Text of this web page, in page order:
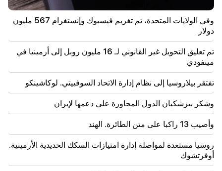
تفتقر بيلاروسيا إلى نظام إدارة الاتحاد السوفييتي. لوكاشينكو
09:45
يجب حماية الكنيسة الأرمنية في كل مكان، لكن السبيل
لإنهاء كل هذا هو تغيير السلطة. تيغران أبراهاميان
09:28
سيحاولون الفوز بقلب ساسون. "النشر"
09:11
"النشر". أريك هاروتيونيان "المتسول لن يكون له بطن؟"
08:42
"النشر". يشعر الجميع بالراحة في نظامهم الخاص
08:19
وفي الولايات المتحدة، تم تغريم فيسبوك وإنستغرام 567 مليون
دولار
تم تعليق التحويل غير القانوني لـ 16 مليون روبل إلى أرمينيا في
مينفودي
تفتقر بيلاروسيا إلى نظام إدارة الاتحاد السوفييتي. لوكاشينكو
وشكر بيزشكيان الدول المجاورة على دعمها لإيران
وأصيب 13 راكبا على متن الطائرة. الهند
روسيا مستعدة لمواصلة إدارة امتيازات السكك الحديدية الأرمينية.
أوفرتشوك